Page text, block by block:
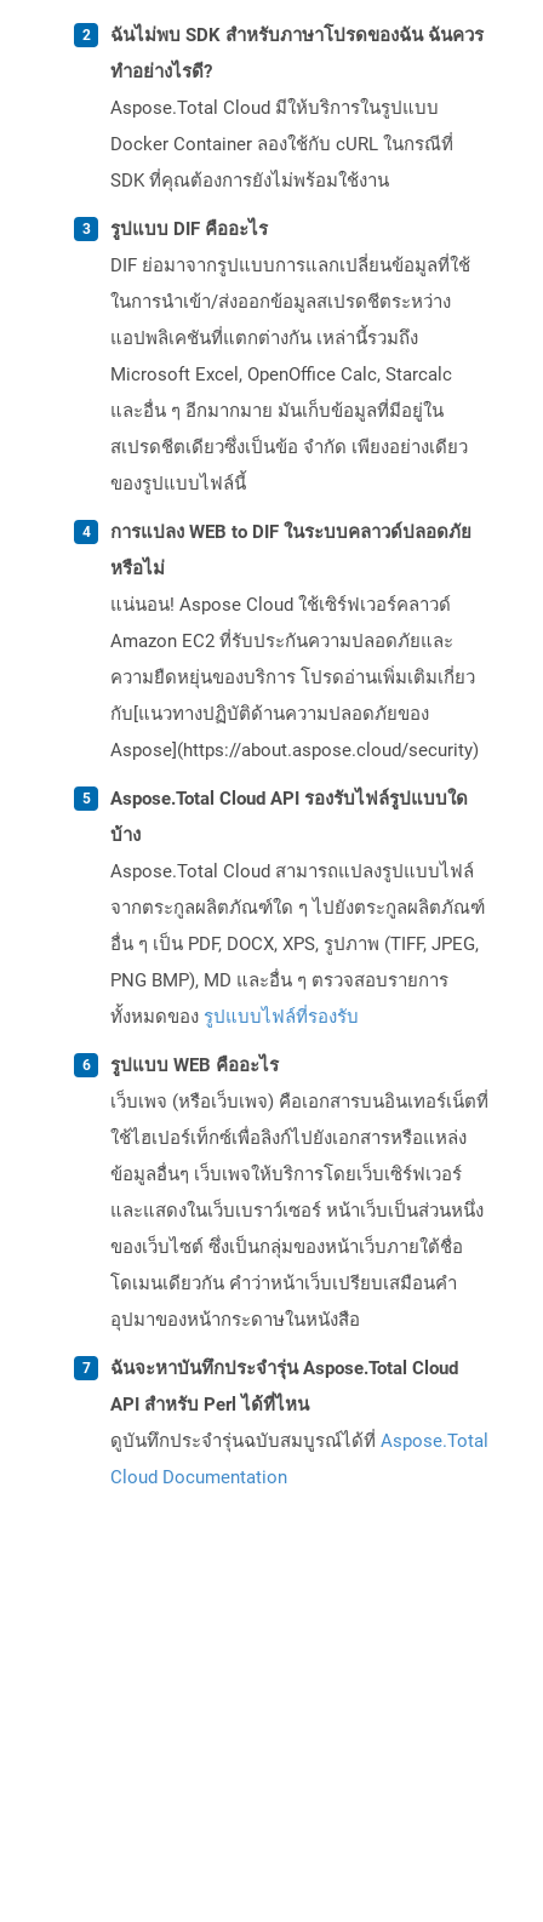
ฉันไม่พบ SDK สำหรับภาษาโปรดของฉัน ฉันควร
ทำอย่างไรดี?
Aspose.Total Cloud มีให้บริการในรูปแบบ
Docker Container ลองใช้กับ cURL ในกรณีที่
SDK ที่คุณต้องการยังไม่พร้อมใช้งาน
รูปแบบ DIF คืออะไร
DIF ย่อมาจากรูปแบบการแลกเปลี่ยนข้อมูลที่ใช้
ในการนำเข้า/ส่งออกข้อมูลสเปรดชีตระหว่าง
แอปพลิเคชันที่แตกต่างกัน เหล่านี้รวมถึง
Microsoft Excel, OpenOffice Calc, Starcalc
และอื่น ๆ อีกมากมาย มันเก็บข้อมูลที่มีอยู่ใน
สเปรดชีตเดียวซึ่งเป็นข้อ จำกัด เพียงอย่างเดียว
ของรูปแบบไฟล์นี้
การแปลง WEB to DIF ในระบบคลาวด์ปลอดภัย
หรือไม่
แน่นอน! Aspose Cloud ใช้เซิร์ฟเวอร์คลาวด์
Amazon EC2 ที่รับประกันความปลอดภัยและ
ความยืดหยุ่นของบริการ โปรดอ่านเพิ่มเติมเกี่ยว
กับ[แนวทางปฏิบัติด้านความปลอดภัยของ
Aspose](https://about.aspose.cloud/security)
Aspose.Total Cloud API รองรับไฟล์รูปแบบใด
บ้าง
Aspose.Total Cloud สามารถแปลงรูปแบบไฟล์
จากตระกูลผลิตภัณฑ์ใด ๆ ไปยังตระกูลผลิตภัณฑ์
อื่น ๆ เป็น PDF, DOCX, XPS, รูปภาพ (TIFF, JPEG,
PNG BMP), MD และอื่น ๆ ตรวจสอบรายการ
ทั้งหมดของ รูปแบบไฟล์ที่รองรับ
รูปแบบ WEB คืออะไร
เว็บเพจ (หรือเว็บเพจ) คือเอกสารบนอินเทอร์เน็ตที่
ใช้ไฮเปอร์เท็กซ์เพื่อลิงก์ไปยังเอกสารหรือแหล่ง
ข้อมูลอื่นๆ เว็บเพจให้บริการโดยเว็บเซิร์ฟเวอร์
และแสดงในเว็บเบราว์เซอร์ หน้าเว็บเป็นส่วนหนึ่ง
ของเว็บไซต์ ซึ่งเป็นกลุ่มของหน้าเว็บภายใต้ชื่อ
โดเมนเดียวกัน คำว่าหน้าเว็บเปรียบเสมือนคำ
อุปมาของหน้ากระดาษในหนังสือ
ฉันจะหาบันทึกประจำรุ่น Aspose.Total Cloud
API สำหรับ Perl ได้ที่ไหน
ดูบันทึกประจำรุ่นฉบับสมบูรณ์ได้ที่ Aspose.Total
Cloud Documentation